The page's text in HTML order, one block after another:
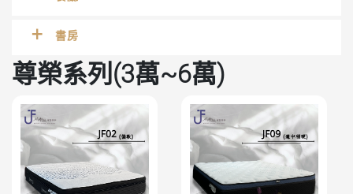
書房
尊榮系列(3萬~6萬)